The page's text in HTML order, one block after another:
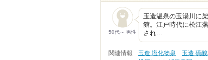
50代～ 男性
玉造温泉の玉湯川に
館。江戸時代に松江
され…
関連情報 玉造 塩化物泉 玉造 硫